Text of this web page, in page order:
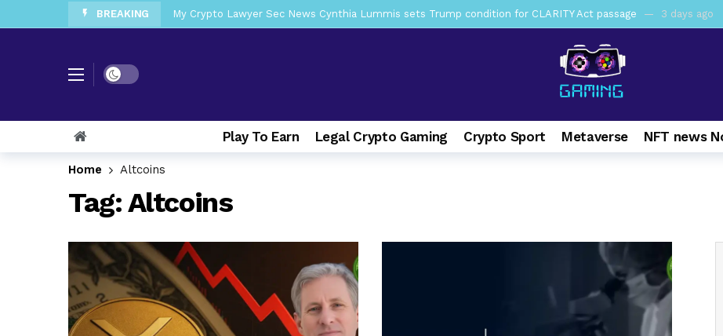
BREAKING My Crypto Lawyer Sec News Cynthia Lummis sets Trump condition for CLARITY Act passage 3 days ago
My Crypto Lawyer Sec Cryptocurrency SEC Announces Continuation of Small Business Advisory Committee
My Crypto Lawyer Sec News Europa pone en jaque a Polymarket y Kalshi por su modelo de negocio 1
My Crypto Lawyer Sec News Rusia reconoce a Bitcoin como propiedad con una histórica ley
My Crypto Lawyer Sec Cryptocurrency SEC Announces Roundtable on Preparations for 24-Hour Trading
Dark mode
Play To Earn Legal Crypto Gaming Crypto Sport Metaverse NFT news
Home Altcoins
Tag:Altcoins